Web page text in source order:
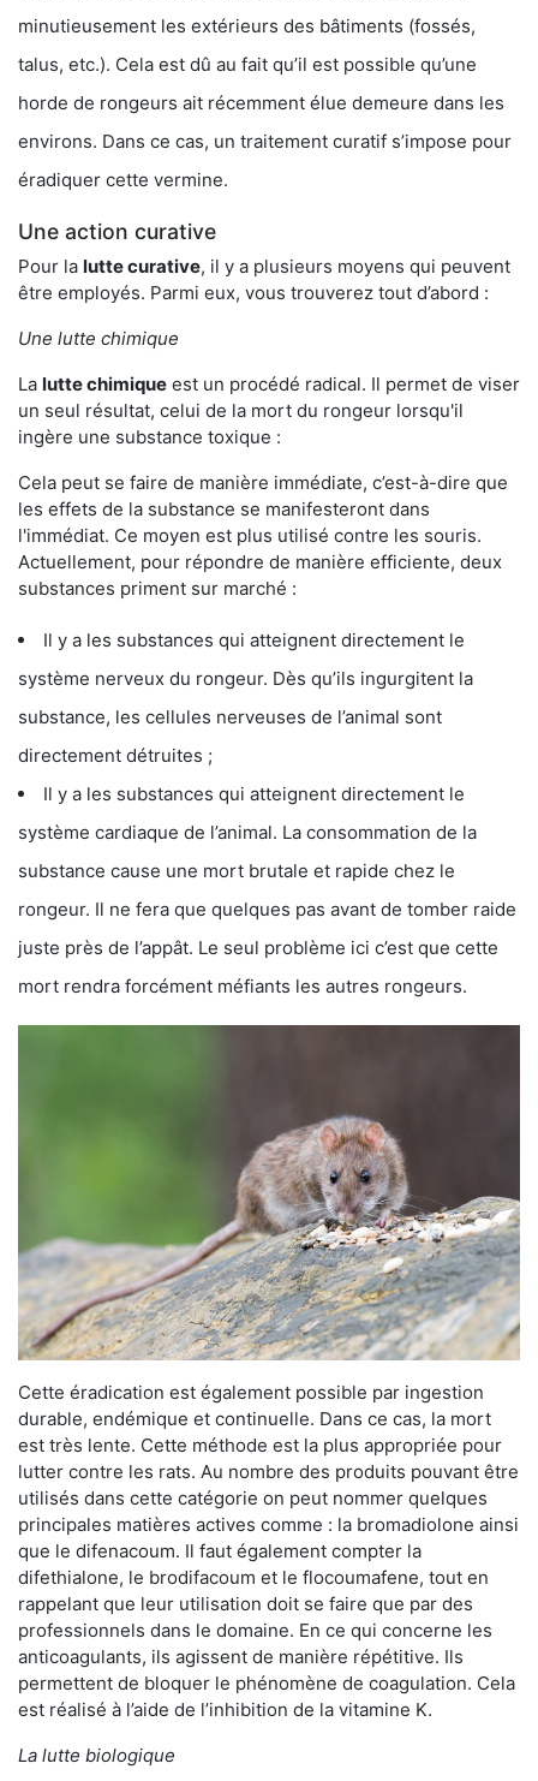
minutieusement les extérieurs des bâtiments (fossés,
talus, etc.). Cela est dû au fait qu’il est possible qu’une
horde de rongeurs ait récemment élue demeure dans les
environs. Dans ce cas, un traitement curatif s’impose pour
éradiquer cette vermine.
Une action curative
Pour la lutte curative, il y a plusieurs moyens qui peuvent
être employés. Parmi eux, vous trouverez tout d’abord :
Une lutte chimique
La lutte chimique est un procédé radical. Il permet de viser
un seul résultat, celui de la mort du rongeur lorsqu'il
ingère une substance toxique :
Cela peut se faire de manière immédiate, c’est-à-dire que
les effets de la substance se manifesteront dans
l'immédiat. Ce moyen est plus utilisé contre les souris.
Actuellement, pour répondre de manière efficiente, deux
substances priment sur marché :
Il y a les substances qui atteignent directement le
système nerveux du rongeur. Dès qu’ils ingurgitent la
substance, les cellules nerveuses de l’animal sont
directement détruites ;
Il y a les substances qui atteignent directement le
système cardiaque de l’animal. La consommation de la
substance cause une mort brutale et rapide chez le
rongeur. Il ne fera que quelques pas avant de tomber raide
juste près de l’appât. Le seul problème ici c’est que cette
mort rendra forcément méfiants les autres rongeurs.
Cette éradication est également possible par ingestion
durable, endémique et continuelle. Dans ce cas, la mort
est très lente. Cette méthode est la plus appropriée pour
lutter contre les rats. Au nombre des produits pouvant être
utilisés dans cette catégorie on peut nommer quelques
principales matières actives comme : la bromadiolone ainsi
que le difenacoum. Il faut également compter la
difethialone, le brodifacoum et le flocoumafene, tout en
rappelant que leur utilisation doit se faire que par des
professionnels dans le domaine. En ce qui concerne les
anticoagulants, ils agissent de manière répétitive. Ils
permettent de bloquer le phénomène de coagulation. Cela
est réalisé à l’aide de l’inhibition de la vitamine K.
La lutte biologique